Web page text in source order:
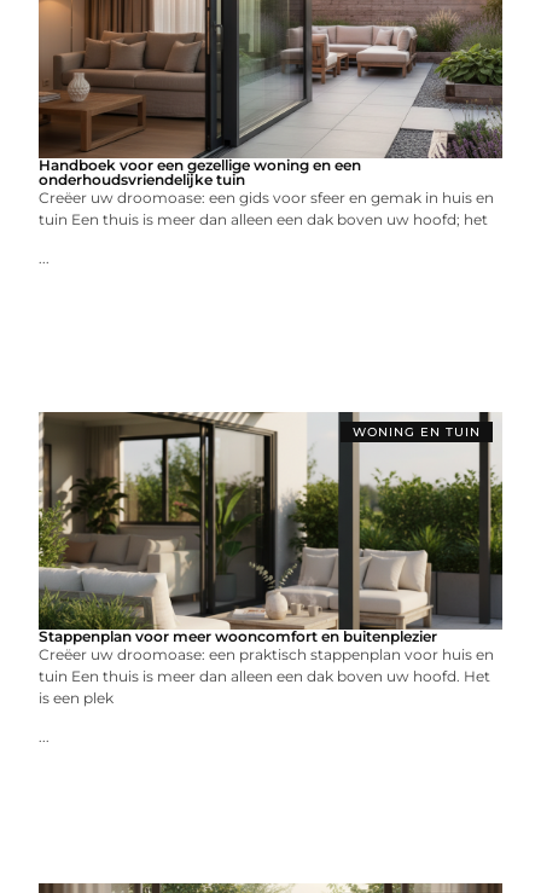
Handboek voor een gezellige woning en een
onderhoudsvriendelijke tuin
Creëer uw droomoase: een gids voor sfeer en gemak in huis en
tuin Een thuis is meer dan alleen een dak boven uw hoofd; het
...
WONING EN TUIN
Stappenplan voor meer wooncomfort en buitenplezier
Creëer uw droomoase: een praktisch stappenplan voor huis en
tuin Een thuis is meer dan alleen een dak boven uw hoofd. Het
is een plek
...